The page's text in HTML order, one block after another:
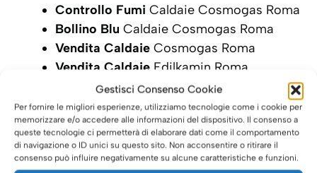
Gestisci Consenso Cookie
Per fornire le migliori esperienze, utilizziamo tecnologie come i cookie per
memorizzare e/o accedere alle informazioni del dispositivo. Il consenso a
queste tecnologie ci permetterà di elaborare dati come il comportamento
di navigazione o ID unici su questo sito. Non acconsentire o ritirare il
consenso può influire negativamente su alcune caratteristiche e funzioni.
Controllo Fumi Caldaie Cosmogas Roma
Bollino Blu Caldaie Cosmogas Roma
Vendita Caldaie Cosmogas Roma
Vendita Caldaie Edilkamin Roma
SCRIVI ORA LA TUA RICHIESTA DI
INTERVENTO